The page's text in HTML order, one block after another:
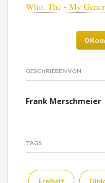
Who, The - My
0
GESCHRIEBEN VON
Frank Merschmeier
TAGS
Freiheit